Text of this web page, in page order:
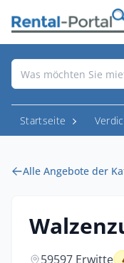
Startseite
Alle Angebote der
59597 Erwitte